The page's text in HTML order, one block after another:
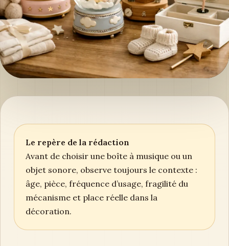
Le repère de la rédaction
Avant de choisir une boîte à musique ou un
objet sonore, observe toujours le contexte :
âge, pièce, fréquence d’usage, fragilité du
mécanisme et place réelle dans la
décoration.